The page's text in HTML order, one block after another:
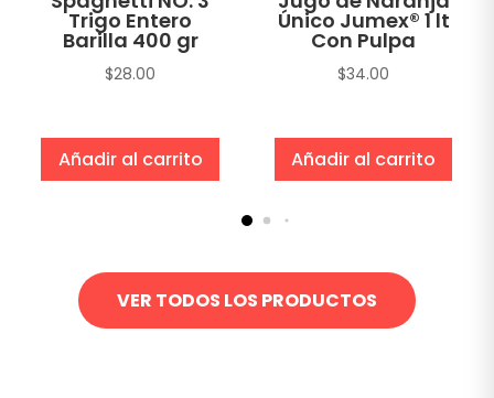
Trigo Entero
Barilla 400 gr
$28.00
Añadir al carrito
Único Jumex® 1 lt
Con Pulpa
$34.00
Añadir al carrito
VER TODOS LOS PRODUCTOS